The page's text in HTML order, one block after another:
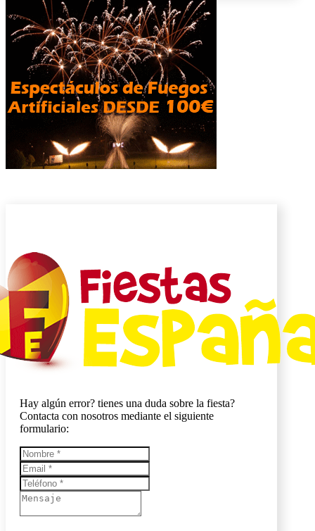
Hay algún error? tienes una duda sobre la fiesta?
Contacta con nosotros mediante el siguiente
formulario: